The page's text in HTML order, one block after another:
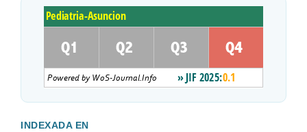
INDEXADA EN